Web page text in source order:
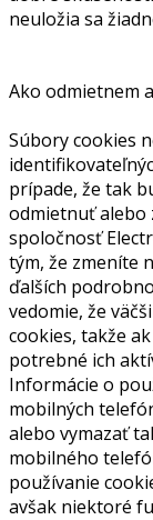
neuložia sa
Ako odmietnem
Súbory cookies
prípade, že tak
odmietnuť alebo
spoločnosť
tým, že zmeníte
ďalších
vedomie, že
cookies, takže
potrebné ich
Informácie o
mobilných
alebo vymazať
mobilného
používanie
avšak niektoré